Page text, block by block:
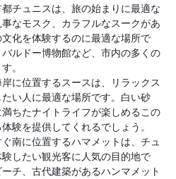
チュニスは、旅の始まりに最適な
なモスク、カラフルなスークがあ
化を体験するのに最適な場所で
ルドー博物館など、市内の多くの
。
に位置するスースは、リラックス
い人に最適な場所です。白い砂
ちたナイトライフが楽しめるこの
験を提供してくれるでしょう。
南に位置するハマメットは、チュ
したい観光客に人気の目的地で
チ、古代建築があるハンマメット